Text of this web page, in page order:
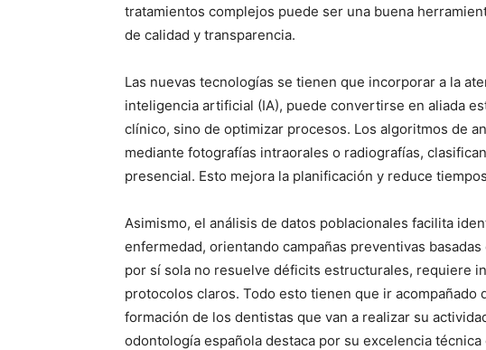
tratamientos complejos puede ser una buena
de calidad y transparencia.
Las nuevas tecnologías se tienen que incorporar a la
inteligencia artificial (IA), puede convertirse en aliada
clínico, sino de optimizar procesos. Los algoritmos de
mediante fotografías intraorales o radiografías,
presencial. Esto mejora la planificación y reduce
Asimismo, el análisis de datos poblacionales facilita
enfermedad, orientando campañas preventivas
por sí sola no resuelve déficits estructurales, requiere
protocolos claros. Todo esto tienen que ir acompañado
formación de los dentistas que van a realizar su
odontología española destaca por su excelencia